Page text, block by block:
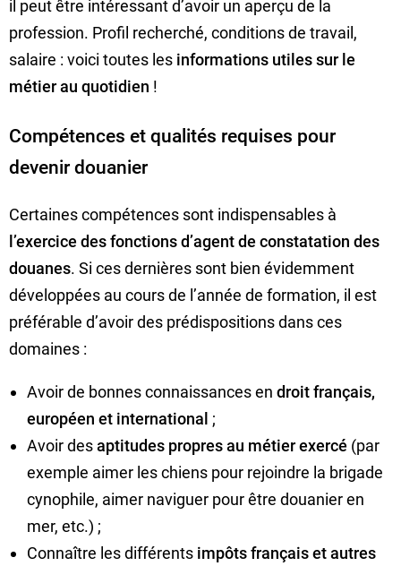
il peut être intéressant d’avoir un aperçu de la
profession. Profil recherché, conditions de travail,
salaire : voici toutes les informations utiles sur le
métier au quotidien !
Compétences et qualités requises pour
devenir douanier
Certaines compétences sont indispensables à
l’exercice des fonctions d’agent de constatation des
douanes. Si ces dernières sont bien évidemment
développées au cours de l’année de formation, il est
préférable d’avoir des prédispositions dans ces
domaines :
Avoir de bonnes connaissances en droit français,
européen et international ;
Avoir desaptitudes propres au métier exercé (par
exemple aimer les chiens pour rejoindre la brigade
cynophile, aimer naviguer pour être douanier en
mer, etc.) ;
Connaître les différents impôts français et autres